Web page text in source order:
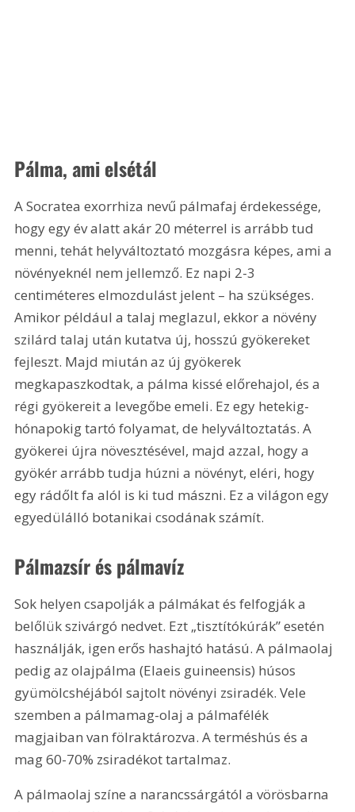
Pálma, ami elsétál
A Socratea exorrhiza nevű pálmafaj érdekessége,
hogy egy év alatt akár 20 méterrel is arrább tud
menni, tehát helyváltoztató mozgásra képes, ami a
növényeknél nem jellemző. Ez napi 2-3
centiméteres elmozdulást jelent – ha szükséges.
Amikor például a talaj meglazul, ekkor a növény
szilárd talaj után kutatva új, hosszú gyökereket
fejleszt. Majd miután az új gyökerek
megkapaszkodtak, a pálma kissé előrehajol, és a
régi gyökereit a levegőbe emeli. Ez egy hetekig-
hónapokig tartó folyamat, de helyváltoztatás. A
gyökerei újra növesztésével, majd azzal, hogy a
gyökér arrább tudja húzni a növényt, eléri, hogy
egy rádőlt fa alól is ki tud mászni. Ez a világon egy
egyedülálló botanikai csodának számít.
Pálmazsír és pálmavíz
Sok helyen csapolják a pálmákat és felfogják a
belőlük szivárgó nedvet. Ezt „tisztítókúrák” esetén
használják, igen erős hashajtó hatású. A pálmaolaj
pedig az olajpálma (Elaeis guineensis) húsos
gyümölcshéjából sajtolt növényi zsiradék. Vele
szemben a pálmamag-olaj a pálmafélék
magjaiban van fölraktározva. A terméshús és a
mag 60-70% zsiradékot tartalmaz.
A pálmaolaj színe a narancssárgától a vörösbarna